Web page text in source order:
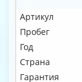
Артикул
Пробег
Год
Страна
Гарантия